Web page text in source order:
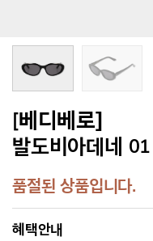
[베디베로]
발도비아데네 01
품절된 상품입니다.
혜택안내